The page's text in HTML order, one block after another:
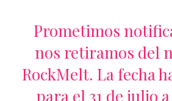
Prometimos
nos retiramos del
RockMelt. La fecha
para el 31 de julio